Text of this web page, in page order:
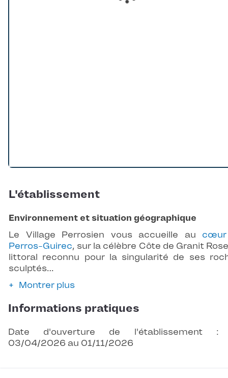
L'établissement
Environnement et situation géographique
Le Village Perrosien vous accueille au
Perros-Guirec, sur la célèbre Côte de Granit
littoral reconnu pour la singularité de ses
sculptés…
Montrer plus
Informations pratiques
Date d'ouverture de l'établissement :
03/04/2026 au 01/11/2026